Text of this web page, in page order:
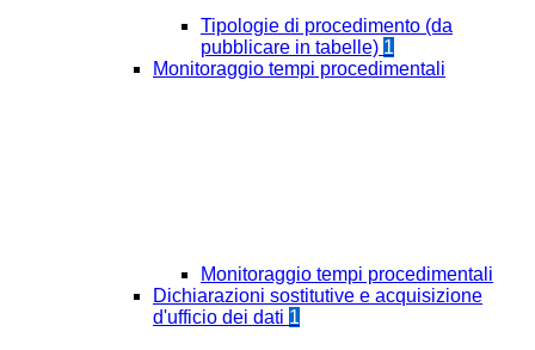
Tipologie di procedimento (da
pubblicare in tabelle) 1
Monitoraggio tempi procedimentali
Monitoraggio tempi procedimentali
Dichiarazioni sostitutive e acquisizione
d'ufficio dei dati 1